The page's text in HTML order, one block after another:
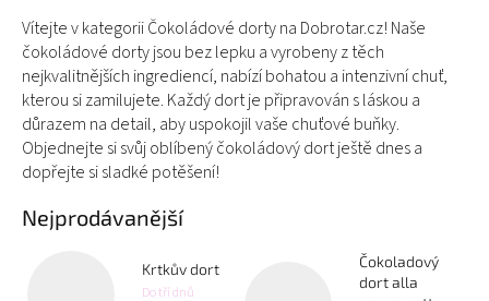
Vítejte v kategorii Čokoládové dorty na Dobrotar.cz! Naše
čokoládové dorty jsou bez lepku a vyrobeny z těch
nejkvalitnějších ingrediencí, nabízí bohatou a intenzivní chuť,
kterou si zamilujete. Každý dort je připravován s láskou a
důrazem na detail, aby uspokojil vaše chuťové buňky.
Objednejte si svůj oblíbený čokoládový dort ještě dnes a
dopřejte si sladké potěšení!
Nejprodávanější
Krtkův dort
Do tří dnů
Čokoladový
dort alla